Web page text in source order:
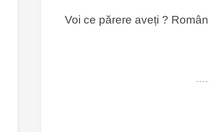
Voi ce părere aveți ?